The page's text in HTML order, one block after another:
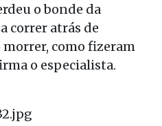
o bonde da
correr atrás de
como fizeram
o especialista.